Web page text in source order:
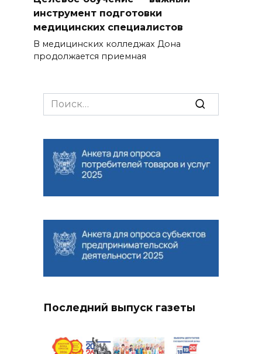
инструмент подготовки
медицинских специалистов
В медицинских колледжах Дона
продолжается приемная
Search
for:
Последний выпуск газеты